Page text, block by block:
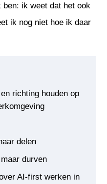
ben: ik weet dat het ook
ik nog niet hoe ik daar
richting houden op
delen
durven
AI-first werken in